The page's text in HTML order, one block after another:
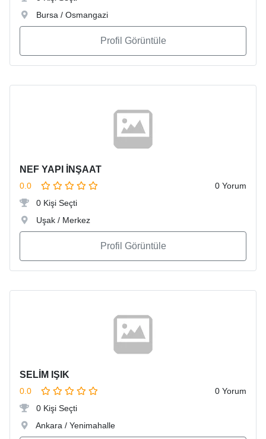
Bursa / Osmangazi
Profil Görüntüle
NEF YAPI İNŞAAT
0.0
0 Yorum
0 Kişi Seçti
Uşak / Merkez
Profil Görüntüle
SELİM IŞIK
0.0
0 Yorum
0 Kişi Seçti
Ankara / Yenimahalle